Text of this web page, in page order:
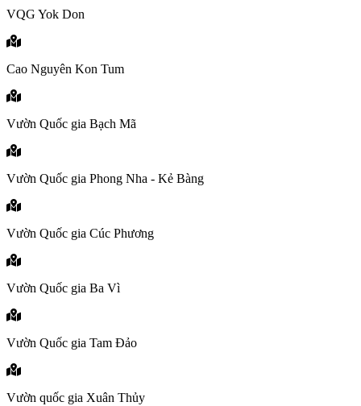
VQG Yok Don
Cao Nguyên Kon Tum
Vườn Quốc gia Bạch Mã
Vườn Quốc gia Phong Nha - Kẻ Bàng
Vườn Quốc gia Cúc Phương
Vườn Quốc gia Ba Vì
Vườn Quốc gia Tam Đảo
Vườn quốc gia Xuân Thủy